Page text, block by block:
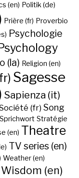
(en) Politik (de)
Prière (fr) Proverbio
Psychologie
Psychology
(la) Religion (en)
Sagesse
Sapienza (it)
(fr)Song
Sprichwort Stratégie
(en) Theatre
TV series (en)
Weather (en)
Wisdom (en)